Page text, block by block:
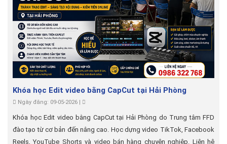
Khóa học Edit video bằng CapCut tại Hải Phòng
Ngày đăng: 09-05-2026 |
Khóa học Edit video bằng CapCut tại Hải Phòng do Trung tâm FFD
đào tạo từ cơ bản đến nâng cao. Học dựng video TikTok, Facebook
Reels, YouTube Shorts và video bán hàng chuyên nghiệp. Liên hệ